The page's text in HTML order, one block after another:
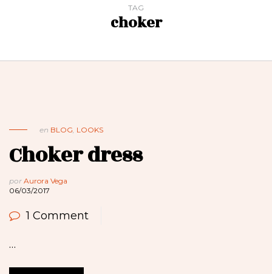
TAG
choker
en BLOG, LOOKS
Choker dress
por Aurora Vega
06/03/2017
1 Comment
…